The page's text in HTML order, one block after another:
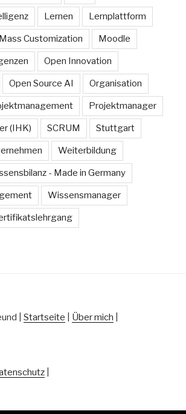
Lernen Lernplattform
Mass Customization Moodle
Open Innovation
Open Source AI Organisation
Projektmanager
(IHK) SCRUM Stuttgart
Weiterbildung
- Made in Germany
Wissensmanager
| Startseite Über mich